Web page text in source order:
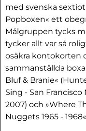
med svenska
Popboxen« ett
Målgruppen tycks
tycker allt var så
osäkra kontokorten
sammanställda
Bluf & Branie«
Sing - San Francisco
2007) och »Where
Nuggets 1965 -